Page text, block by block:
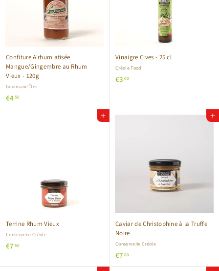
Confiture A'rhum'atisée
Mangue/Gingembre au Rhum
Vieux - 120g
Gourmand'Îles
€450€
4
Vinaigre Cives - 25 cl
Créole Food
€3 00€
0
Ajouter au panier
Terrine Rhum Vieux
Conserverie Créole
€7 50€
,
Ajouter au panier
Caviar de Christophine à la Truffe
Noire
Conserverie Créole
€7 80€
7